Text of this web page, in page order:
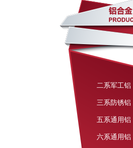
二系军工铝
三系防锈铝
五系通用铝
六系通用铝